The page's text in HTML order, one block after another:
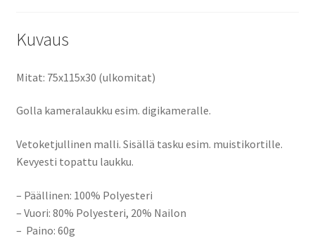
Kuvaus
Mitat: 75x115x30 (ulkomitat)
Golla kameralaukku esim. digikameralle.
Vetoketjullinen malli. Sisällä tasku esim. muistikortille.
Kevyesti topattu laukku.
– Päällinen: 100% Polyesteri
– Vuori: 80% Polyesteri, 20% Nailon
– Paino: 60g